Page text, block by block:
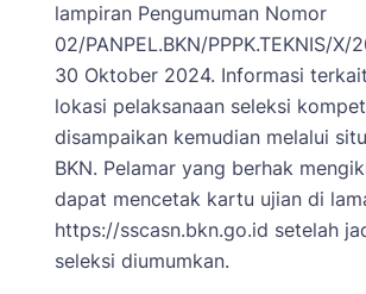
lampiran Pengumuman Nomor
02/PANPEL.BKN/PPPK.TEKNIS/
30 Oktober 2024. Informasi
lokasi pelaksanaan seleksi
disampaikan kemudian melalui
BKN. Pelamar yang berhak
dapat mencetak kartu ujian di
https://sscasn.bkn.go.id setelah
seleksi diumumkan.